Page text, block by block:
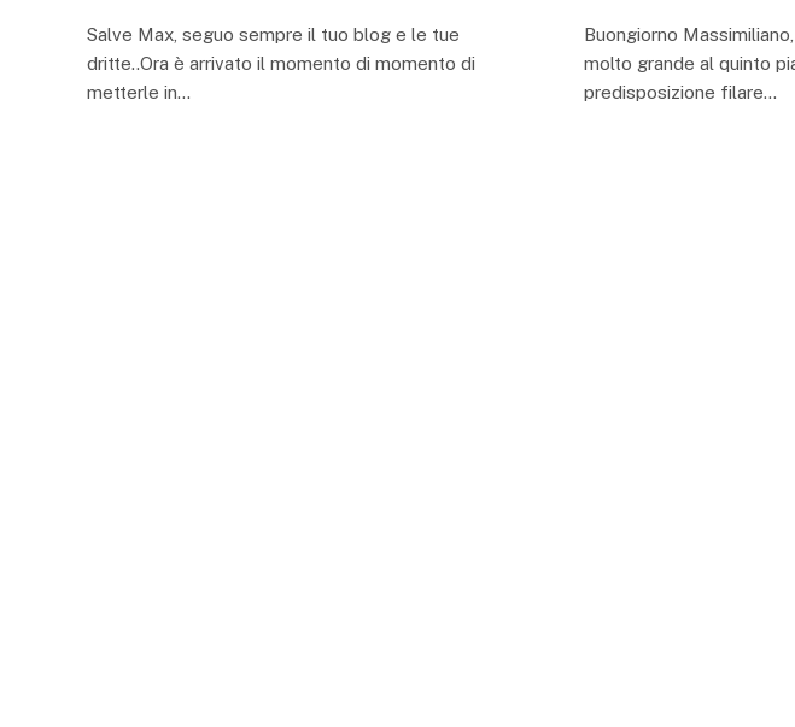
Salve Max, seguo sempre il tuo blog e le tue
dritte..Ora è arrivato il momento di momento di
metterle in…
Buongiorno
molto grande al quinto
predisposizione filare…